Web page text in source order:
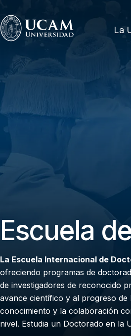
La
Escuela
La Escuela Internacional de
ofreciendo programas de
de investigadores de reconocido
avance científico y al progreso de
conocimiento y la colaboración
nivel. Estudia un Doctorado en la